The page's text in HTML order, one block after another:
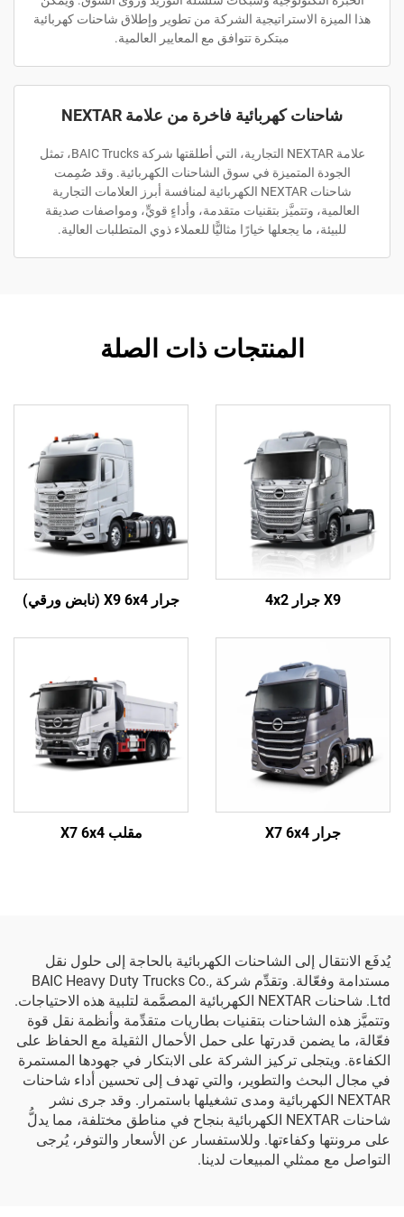
هذا الميزة الاستراتيجية الشركة من تطوير وإطلاق شاحنات كهربائية
مبتكرة تتوافق مع المعايير العالمية.
شاحنات كهربائية فاخرة من علامة NEXTAR
علامة NEXTAR التجارية، التي أطلقتها شركة BAIC Trucks، تمثل
الجودة المتميزة في سوق الشاحنات الكهربائية. وقد صُمِمت
شاحنات NEXTAR الكهربائية لمنافسة أبرز العلامات التجارية
العالمية، وتتميَّز بتقنيات متقدمة، وأداءٍ قويٍّ، ومواصفات صديقة
للبيئة، ما يجعلها خيارًا مثاليًّا للعملاء ذوي المتطلبات العالية.
المنتجات ذات الصلة
X9 جرار 4x2 جرار X9 6x4 (نابض ورقي)
جرار X7 6x4 مقلب X7 6x4
يُدفَع الانتقال إلى الشاحنات الكهربائية بالحاجة إلى حلول نقل
مستدامة وفعّالة. وتقدِّم شركة BAIC Heavy Duty Trucks Co.,
Ltd. شاحنات NEXTAR الكهربائية المصمَّمة لتلبية هذه الاحتياجات.
وتتميَّز هذه الشاحنات بتقنيات بطاريات متقدِّمة وأنظمة نقل قوة
فعّالة، ما يضمن قدرتها على حمل الأحمال الثقيلة مع الحفاظ على
الكفاءة. ويتجلى تركيز الشركة على الابتكار في جهودها المستمرة
في مجال البحث والتطوير، والتي تهدف إلى تحسين أداء شاحنات
NEXTAR الكهربائية ومدى تشغيلها باستمرار. وقد جرى نشر
شاحنات NEXTAR الكهربائية بنجاح في مناطق مختلفة، مما يدلُّ
على مرونتها وكفاءتها. وللاستفسار عن الأسعار والتوفر، يُرجى
التواصل مع ممثلي المبيعات لدينا.